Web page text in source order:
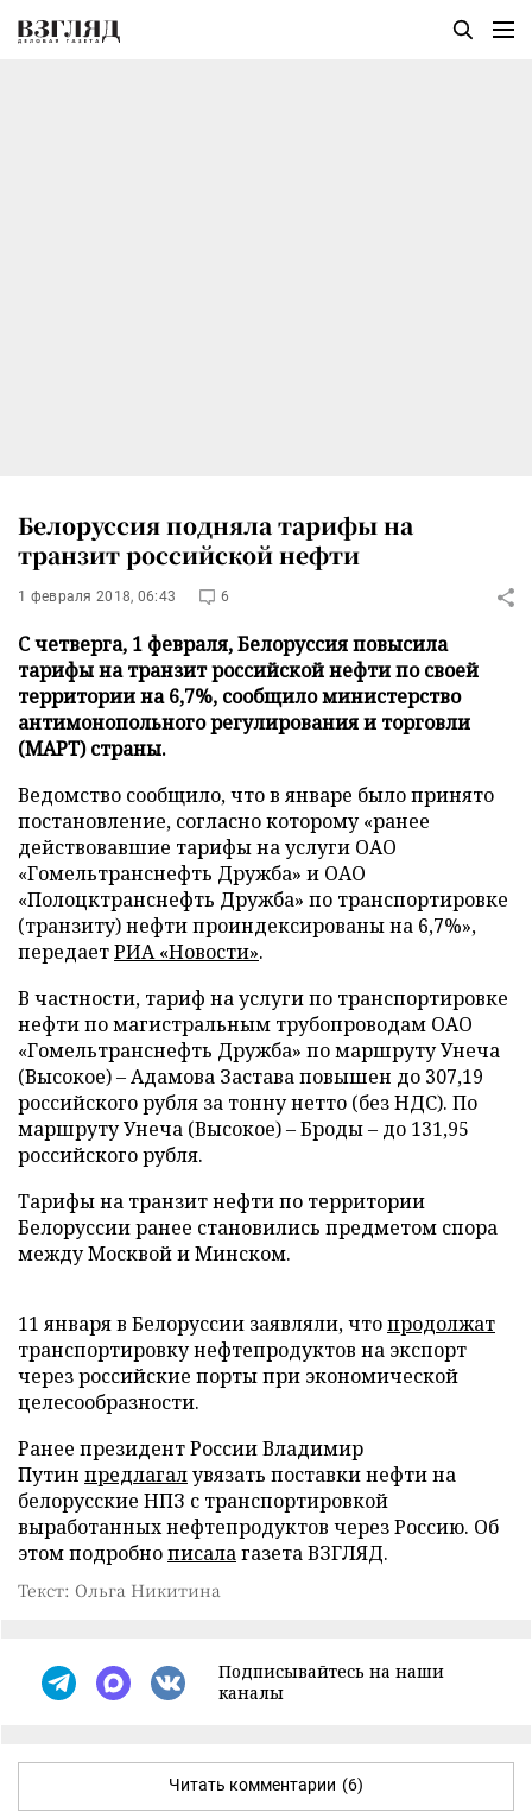
Белоруссия подняла тарифы на
транзит российской нефти
1 февраля 2018, 06:43 6
С четверга, 1 февраля, Белоруссия повысила
тарифы на транзит российской нефти по своей
территории на 6,7%, сообщило министерство
антимонопольного регулирования и торговли
(МАРТ) страны.
Ведомство сообщило, что в январе было принято
постановление, согласно которому «ранее
действовавшие тарифы на услуги ОАО
«Гомельтранснефть Дружба» и ОАО
«Полоцктранснефть Дружба» по транспортировке
(транзиту) нефти проиндексированы на 6,7%»,
передаетРИА «Новости».
В частности, тариф на услуги по транспортировке
нефти по магистральным трубопроводам ОАО
«Гомельтранснефть Дружба» по маршруту Унеча
(Высокое) – Адамова Застава повышен до 307,19
российского рубля за тонну нетто (без НДС). По
маршруту Унеча (Высокое) – Броды – до 131,95
российского рубля.
Тарифы на транзит нефти по территории
Белоруссии ранее становились предметом спора
между Москвой и Минском.
11 января в Белоруссии заявляли, чтопродолжат
транспортировку нефтепродуктов на экспорт
через российские порты при экономической
целесообразности.
Ранее президент России Владимир
Путин предлагалувязать поставки нефти на
белорусские НПЗ с транспортировкой
выработанных нефтепродуктов через Россию. Об
этом подробнописалагазета ВЗГЛЯД.
Текст: Ольга Никитина
Подписывайтесь на наши
каналы
Читать комментарии (6)